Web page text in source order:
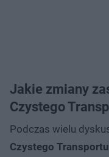
Jakie zmiany
Czystego
Podczas wielu
Czystego